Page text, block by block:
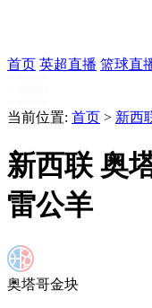
首页 英超直播 篮球直
当前位置: 首页 > 新西
新西联 奥
雷公羊
奥塔哥金块